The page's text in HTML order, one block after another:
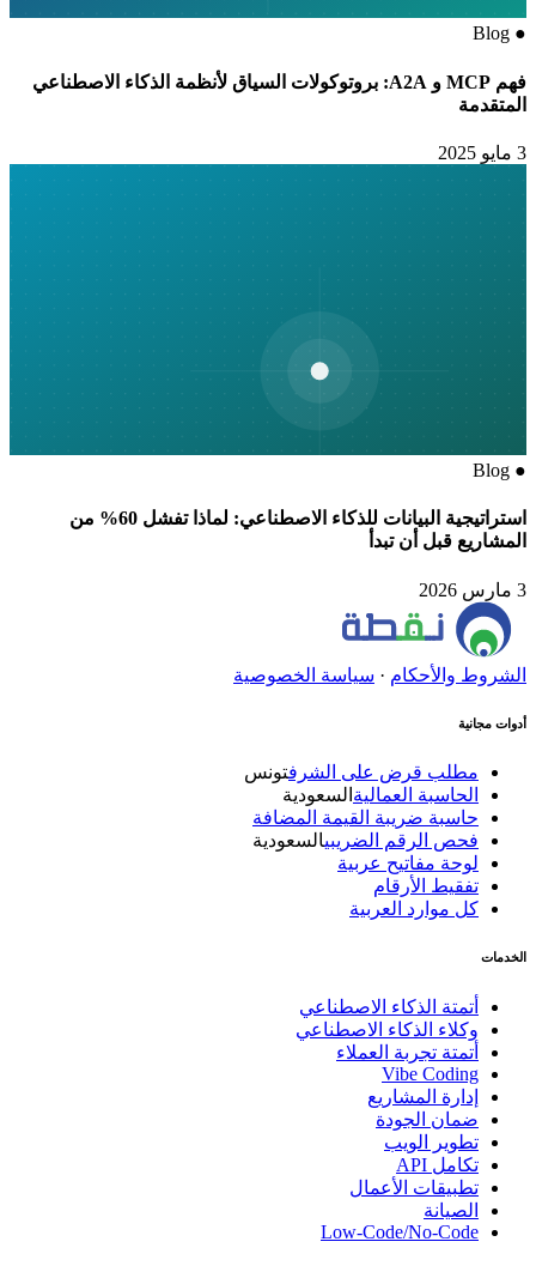
●
Blog
فهم MCP و A2A: بروتوكولات السياق لأنظمة الذكاء الاصطناعي
المتقدمة
●
Blog
استراتيجية البيانات للذكاء الاصطناعي: لماذا تفشل 60% من
المشاريع قبل أن تبدأ
الشروط والأحكام· سياسة الخصوصية
أدوات مجانية
مطلب قرض على الشرف تونس
الحاسبة العماليةالسعودية
حاسبة ضريبة القيمة المضافة
فحص الرقم الضريبيالسعودية
لوحة مفاتيح عربية
تفقيط الأرقام
كل موارد العربية
الخدمات
أتمتة الذكاء الاصطناعي
وكلاء الذكاء الاصطناعي
أتمتة تجربة العملاء
Vibe Coding
إدارة المشاريع
ضمان الجودة
تطوير الويب
تكامل API
تطبيقات الأعمال
الصيانة
Low-Code/No-Code